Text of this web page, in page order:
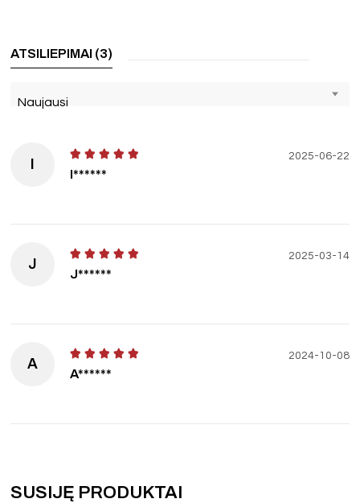
ATSILIEPIMAI (3)
Naujausi
I
I******
2025-06-22
J
J******
2025-03-14
A
A******
2024-10-08
SUSIJĘ PRODUKTAI